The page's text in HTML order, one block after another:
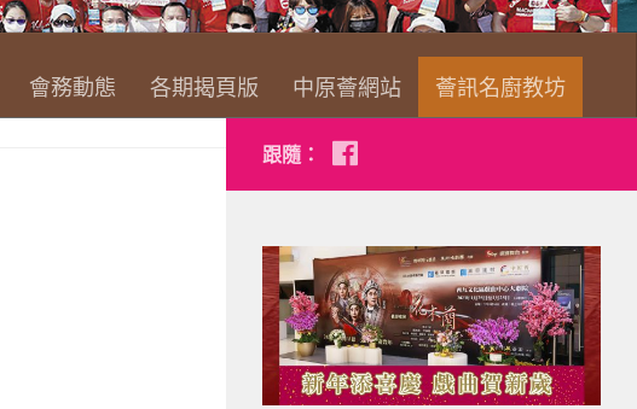
會務動態 各期揭頁版 中原薈網站
薈訊名廚教坊
跟隨：